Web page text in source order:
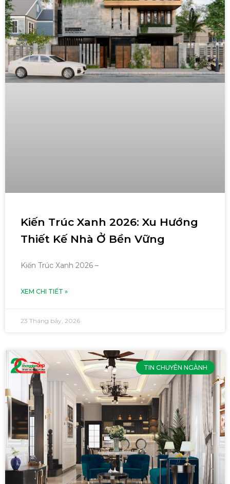
Kiến Trúc Xanh 2026: Xu Hướng
Thiết Kế Nhà Ở Bền Vững
Kiến Trúc Xanh 2026 –
XEM CHI TIẾT »
23 Tháng bảy, 2026
TIN CHUYÊN NGÀNH